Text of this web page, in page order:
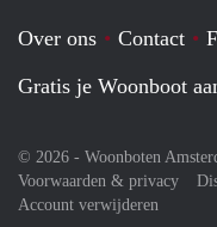
Over ons Contact
Gratis je Woonboot
© 2026 - Woonboten
Voorwaarden & privacy
Account verwijderen